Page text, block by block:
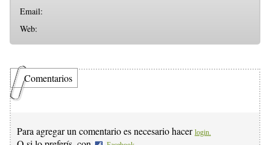
Email:
Web:
Comentarios
Para agregar un comentario es necesario hacer login.